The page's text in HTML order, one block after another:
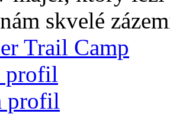
skvelé
Trail Camp
profil
profil